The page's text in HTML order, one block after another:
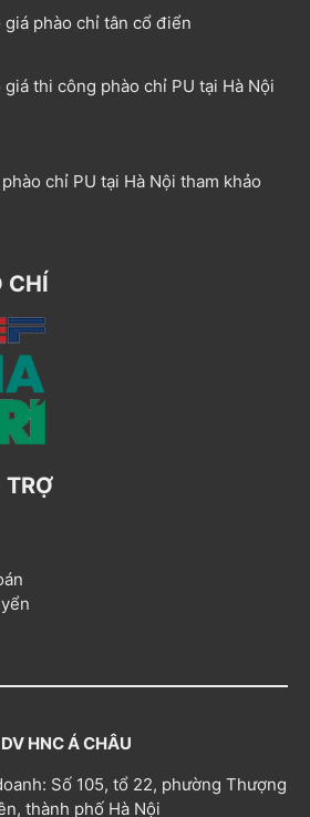
giá phào chỉ tân cổ điển
giá thi công phào chỉ PU tại Hà Nội
chỉ PU tại Hà Nội tham khảo
CHÍ
TRỢ
HNC Á CHÂU
Số 105, tổ 22, phường Thượng
thành phố Hà Nội